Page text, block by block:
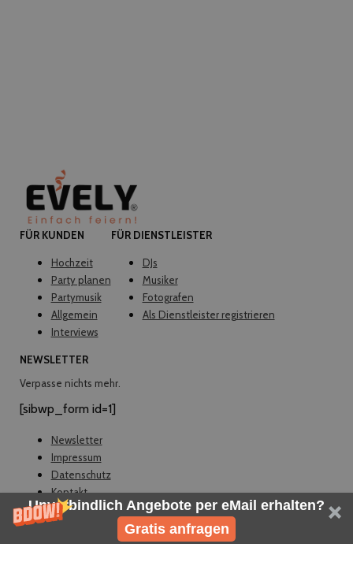
Unverbindlich Angebote per eMail erhalten?
Gratis anfragen
FÜR KUNDEN
Hochzeit
Party planen
Partymusik
Allgemein
Interviews
FÜR DIENSTLEISTER
DJs
Musiker
Fotografen
Als Dienstleister registrieren
NEWSLETTER
Verpasse nichts mehr.
[sibwp_form id=1]
© EVELY 2026
Newsletter
Impressum
Datenschutz
Kontakt